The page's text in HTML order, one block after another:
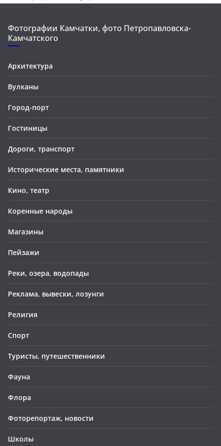
Фотографии Камчатки, фото Петропавловска-
Камчатского
Архитектура
Вулканы
Город-порт
Гостиницы
Дороги, транспорт
Исторические места, памятники
Кино, театр
Коренные народы
Магазины
Пейзажи
Реки, озера, водопады
Реклама, вывески, лозунги
Религия
Спорт
Туристы, путешественники
Фауна
Флора
Фоторепортаж, новости
Школы